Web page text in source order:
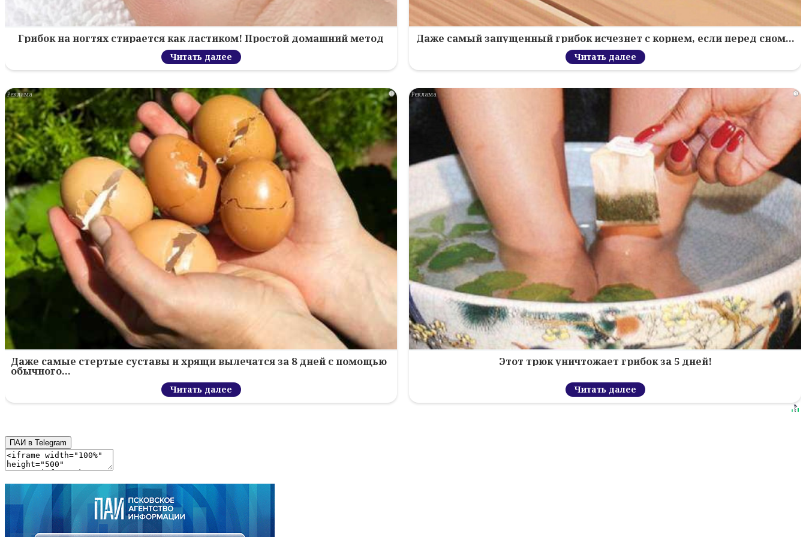
Грибок на ногтях стирается как ластиком! Простой домашний метод
Читать далее
Даже самый запущенный грибок исчезнет с корнем, если перед сном…
Читать далее
i
Даже самые стертые суставы и хрящи вылечатся за 8 дней с помощью
обычного…
Читать далее
i
Этот трюк уничтожает грибок за 5 дней!
Читать далее
ПАИ в Telegram